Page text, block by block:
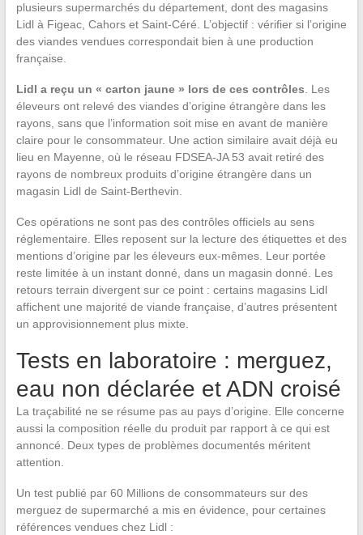
plusieurs supermarchés du département, dont des magasins
Lidl à Figeac, Cahors et Saint-Céré. L’objectif : vérifier si l’origine
des viandes vendues correspondait bien à une production
française.
Lidl a reçu un « carton jaune » lors de ces contrôles . Les
éleveurs ont relevé des viandes d’origine étrangère dans les
rayons, sans que l’information soit mise en avant de manière
claire pour le consommateur. Une action similaire avait déjà eu
lieu en Mayenne, où le réseau FDSEA-JA 53 avait retiré des
rayons de nombreux produits d’origine étrangère dans un
magasin Lidl de Saint-Berthevin.
Ces opérations ne sont pas des contrôles officiels au sens
réglementaire. Elles reposent sur la lecture des étiquettes et des
mentions d’origine par les éleveurs eux-mêmes. Leur portée
reste limitée à un instant donné, dans un magasin donné. Les
retours terrain divergent sur ce point : certains magasins Lidl
affichent une majorité de viande française, d’autres présentent
un approvisionnement plus mixte.
Tests en laboratoire : merguez,
eau non déclarée et ADN croisé
La traçabilité ne se résume pas au pays d’origine. Elle concerne
aussi la composition réelle du produit par rapport à ce qui est
annoncé. Deux types de problèmes documentés méritent
attention.
Un test publié par 60 Millions de consommateurs sur des
merguez de supermarché a mis en évidence, pour certaines
références vendues chez Lidl :